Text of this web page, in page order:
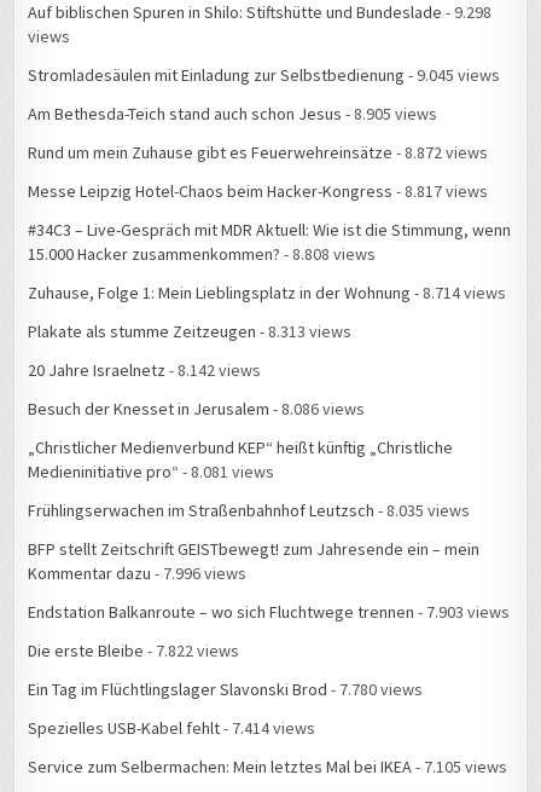
Auf biblischen Spuren in Shilo: Stiftshütte und Bundeslade - 9.298
views
Stromladesäulen mit Einladung zur Selbstbedienung - 9.045 views
Am Bethesda-Teich stand auch schon Jesus - 8.905 views
Rund um mein Zuhause gibt es Feuerwehreinsätze - 8.872 views
Messe Leipzig Hotel-Chaos beim Hacker-Kongress - 8.817 views
#34C3 – Live-Gespräch mit MDR Aktuell: Wie ist die Stimmung, wenn
15.000 Hacker zusammenkommen? - 8.808 views
Zuhause, Folge 1: Mein Lieblingsplatz in der Wohnung - 8.714 views
Plakate als stumme Zeitzeugen - 8.313 views
20 Jahre Israelnetz - 8.142 views
Besuch der Knesset in Jerusalem - 8.086 views
„Christlicher Medienverbund KEP“ heißt künftig „Christliche
Medieninitiative pro“ - 8.081 views
Frühlingserwachen im Straßenbahnhof Leutzsch - 8.035 views
BFP stellt Zeitschrift GEISTbewegt! zum Jahresende ein – mein
Kommentar dazu - 7.996 views
Endstation Balkanroute – wo sich Fluchtwege trennen - 7.903 views
Die erste Bleibe - 7.822 views
Ein Tag im Flüchtlingslager Slavonski Brod - 7.780 views
Spezielles USB-Kabel fehlt- 7.414 views
Service zum Selbermachen: Mein letztes Mal bei IKEA- 7.105 views